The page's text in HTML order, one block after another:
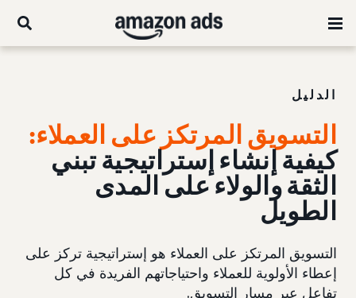
الدليل
التسويق المرتكز على العملاء:
كيفية إنشاء إستراتيجية تبني
الثقة والولاء على المدى
الطويل
التسويق المرتكز على العملاء هو إستراتيجية تركز على
إعطاء الأولوية للعملاء واحتياجاتهم الفريدة في كل
تفاعل عبر مسار التسويق.